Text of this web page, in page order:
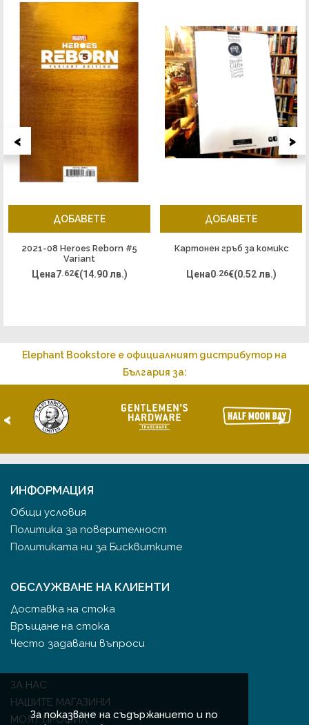
За показване на съдържанието и по
ДОБАВЕТЕ
2021-08 Heroes Reborn #5
Variant
Цена7.62€(14.90 лв.)
ДОБАВЕТЕ
Картонен гръб за комикс
Цена0.26€(0.52 лв.)
< >
Elephant Bookstore е официалният дистрибутор на
България за:
< >
ИНФОРМАЦИЯ
Общи условия
Политика за поверителност
Политиката ни за Бисквитките
ОБСЛУЖВАНЕ НА КЛИЕНТИ
Доставка на стока
Връщане на стока
Често задавани въпроси
ЗА НАС
НАШИТЕ МАГАЗИНИ
МОЯТ ПРОФИЛ